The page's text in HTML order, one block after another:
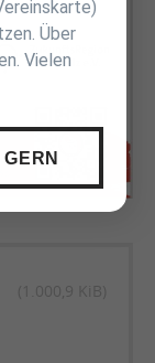
(1.000,9 KiB)
Über
Vielen